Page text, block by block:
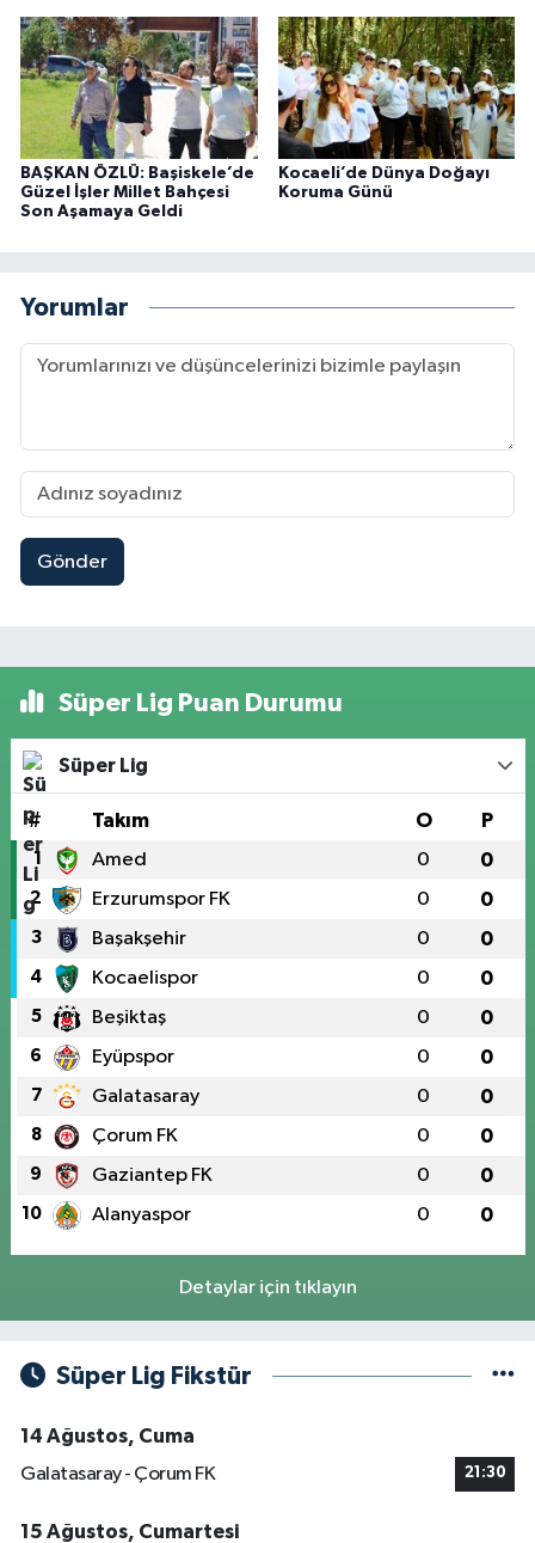
BAŞKAN ÖZLÜ: Başiskele’de
Güzel İşler Millet Bahçesi
Son Aşamaya Geldi
Kocaeli’de Dünya Doğayı
Koruma Günü
Yorumlar
Gönder
Süper Lig Puan Durumu
Süper Lig
# Takım O P
1 Amed 0 0
2 Erzurumspor FK 0 0
3 Başakşehir 0 0
4 Kocaelispor 0 0
5 Beşiktaş 0 0
6 Eyüpspor 0 0
7 Galatasaray 0 0
8 Çorum FK 0 0
9 Gaziantep FK 0 0
10 Alanyaspor 0 0
Detaylar için tıklayın
Süper Lig Fikstür
14 Ağustos, Cuma
Galatasaray - Çorum FK
21:30
15 Ağustos, Cumartesi